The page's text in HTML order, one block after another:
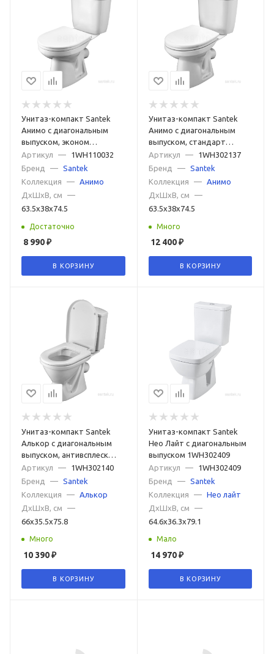
Унитаз-компакт Santek
Анимо с диагональным
выпуском, эконом
1WH110032
Артикул —
1WH110032
Бренд
— Santek
Коллекция
— Анимо
ДxШxВ, см
—
63.5x38x74.5
Достаточно
8 990₽
В КОРЗИНУ
Унитаз-компакт Santek
Анимо с диагональным
выпуском, стандарт
1WH302137
Артикул —
1WH302137
Бренд
—
Santek
Коллекция
—
Анимо
ДxШxВ, см
—
63.5x38x74.5
Много
12 400₽
В КОРЗИНУ
Унитаз-компакт Santek
Алькор с диагональным
выпуском, антивсплеск
1WH302140
Артикул —
1WH302140
Бренд
— Santek
Коллекция
—
Алькор
ДxШxВ, см
—
66x35.5x75.8
Много
10 390₽
В КОРЗИНУ
Унитаз-компакт Santek
Нео Лайт с диагональным
выпуском 1WH302409
Артикул
—
1WH302409
Бренд
—
Santek
Коллекция
—
Нео лайт
ДxШxВ, см
—
64.6x36.3x79.1
Мало
14 970₽
В КОРЗИНУ